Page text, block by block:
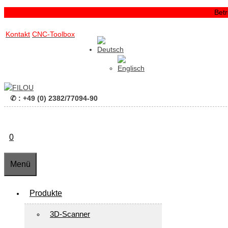
springen
Inhalt
Kontakt CNC-Toolbox
✆ : +49 (0) 2382/77094-90
0
Menü
Produkte
3D-Scanner